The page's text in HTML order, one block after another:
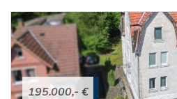
195.000,- €